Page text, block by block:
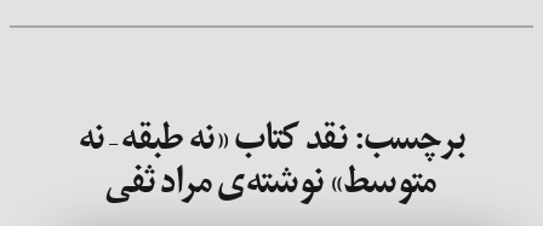
برچسب:نقد کتاب «نه طبقه – نه
متوسط» نوشته‌ی مراد ثفی